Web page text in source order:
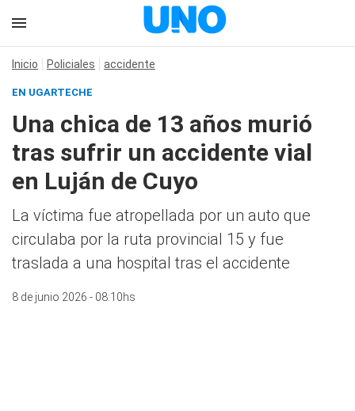
Inicio Policiales accidente
EN UGARTECHE
Una chica de 13 años murió
tras sufrir un accidente vial
en Luján de Cuyo
La víctima fue atropellada por un auto que
circulaba por la ruta provincial 15 y fue
traslada a una hospital tras el accidente
8 de junio 2026 - 08:10hs